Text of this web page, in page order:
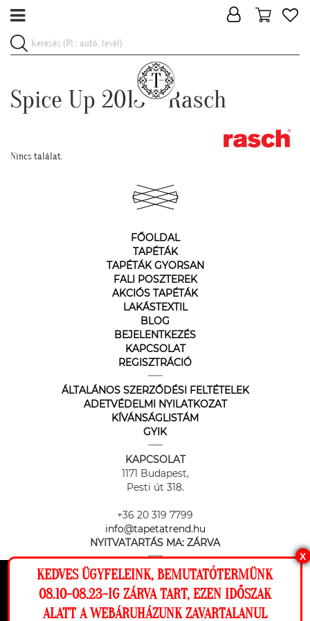
Ez a weboldal cookie-kat használ, hogy a
lehető legjobb élményt nyújtsa honlapunkon.
Spice Up 2013 - Rasch
Nincs találat.
FŐOLDAL
TAPÉTÁK
TAPÉTÁK GYORSAN
FALI POSZTEREK
AKCIÓS TAPÉTÁK
LAKÁSTEXTIL
BLOG
BEJELENTKEZÉS
KAPCSOLAT
REGISZTRÁCIÓ
ÁLTALÁNOS SZERZŐDÉSI FELTÉTELEK
ADETVÉDELMI NYILATKOZAT
KÍVÁNSÁGLISTÁM
GYIK
KAPCSOLAT
1171 Budapest,
Pesti út 318.
+36 20 319 7799
info@tapetatrend.hu
NYITVATARTÁS MA: ZÁRVA
X
KEDVES ÜGYFELEINK, BEMUTATÓTERMÜNK
08.10-08.23-IG ZÁRVA TART, EZEN IDŐSZAK
ALATT A WEBÁRUHÁZUNK ZAVARTALANUL